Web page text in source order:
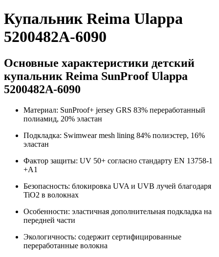
Купальник Reima Ulappa
5200482A-6090
Основные характеристики детский
купальник Reima SunProof Ulappa
5200482A-6090
Материал: SunProof+ jersey GRS 83% переработанный
полиамид, 20% эластан
Подкладка: Swimwear mesh lining 84% полиэстер, 16%
эластан
Фактор защиты: UV 50+ согласно стандарту EN 13758-1
+A1
Безопасность: блокировка UVA и UVB лучей благодаря
TiO2 в волокнах
Особенности: эластичная дополнительная подкладка на
передней части
Экологичность: содержит сертифицированные
переработанные волокна